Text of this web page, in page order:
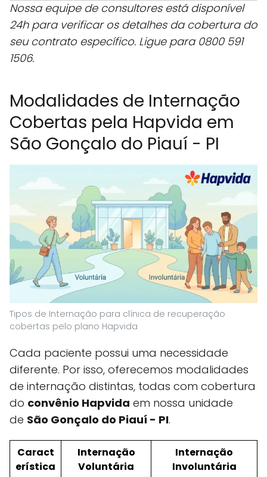
Nossa equipe de consultores está disponível
24h para verificar os detalhes da cobertura do
seu contrato específico. Ligue para 0800 591
1506.
Modalidades de Internação
Cobertas pela Hapvida em
São Gonçalo do Piauí - PI
Tipos de Internação para clínica de recuperação
cobertas pelo plano Hapvida
Cada paciente possui uma necessidade
diferente. Por isso, oferecemos modalidades
de internação distintas, todas com cobertura
do convênio Hapvida em nossa unidade
de São Gonçalo do Piauí - PI.
Caract
erística
Internação
Voluntária
Internação
Involuntária